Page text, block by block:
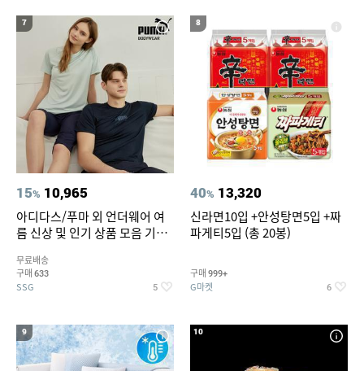
7
15% 10,965
아디다스/푸마 외 언더웨어 여
름 신상 및 인기 상품 모음 기획
무료배송
구매 633
SSG 5
8
40% 13,320
신라면10입 +안성탕면5입 +짜
파게티5입 (총 20봉)
구매 999+
G마켓 6
9 10